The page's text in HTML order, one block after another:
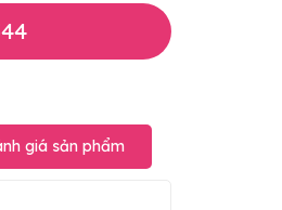
giá sản phẩm